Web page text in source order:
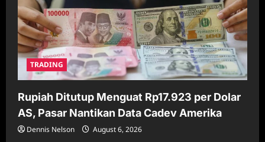
TRADING
Rupiah Ditutup Menguat Rp17.923 per Dolar
AS, Pasar Nantikan Data Cadev Amerika
Dennis Nelson August 6, 2026